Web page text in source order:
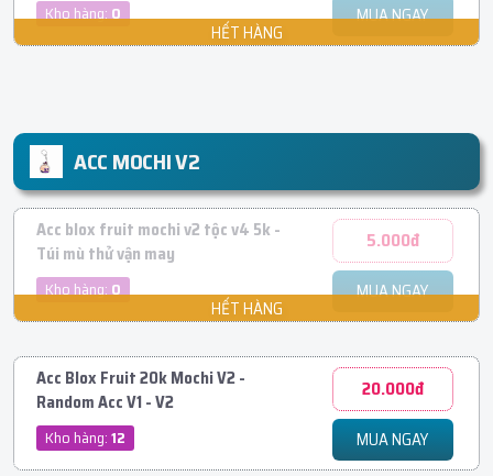
Kho hàng:0 MUA NGAY
ACC MOCHI V2
Acc blox fruit mochi v2 tộc v4 5k -
Túi mù thử vận may
Kho hàng:0
5.000đ
MUA NGAY
Acc Blox Fruit 20k Mochi V2 -
Random Acc V1 - V2
Kho hàng:12
20.000đ
MUA NGAY